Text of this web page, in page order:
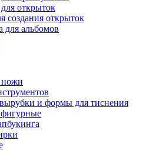
открыток
создания открыток
для альбомов
и формы для тиснения